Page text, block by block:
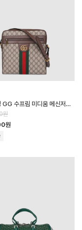
구찌 남성 GG 수프림 미디움 메신저백 - Gucci Mens GG Supreme Medi…
원
원